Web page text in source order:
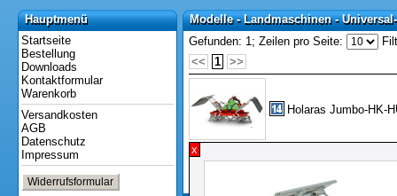
Hauptmenü
Hauptmenü
Startseite
Bestellung
Downloads
Kontaktformular
Warenkorb
Versandkosten
AGB
Datenschutz
Impressum
Widerrufsformular
Modelle - Landmaschinen -
Modelle - Landmaschinen -
Gefunden: 1; Zeilen pro Seite:
<<
1 >>
x
Holaras Jumbo-HK-
<<